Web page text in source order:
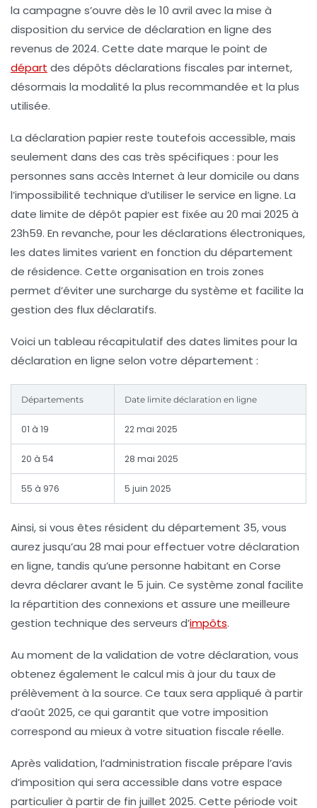
la campagne s’ouvre dès le 10 avril avec la mise à
disposition du service de déclaration en ligne des
revenus de 2024. Cette date marque le point de
départ des dépôts déclarations fiscales par internet,
désormais la modalité la plus recommandée et la plus
utilisée.
La déclaration papier reste toutefois accessible, mais
seulement dans des cas très spécifiques : pour les
personnes sans accès Internet à leur domicile ou dans
l’impossibilité technique d’utiliser le service en ligne. La
date limite de dépôt papier est fixée au 20 mai 2025 à
23h59. En revanche, pour les déclarations électroniques,
les dates limites varient en fonction du département
de résidence. Cette organisation en trois zones
permet d’éviter une surcharge du système et facilite la
gestion des flux déclaratifs.
Voici un tableau récapitulatif des dates limites pour la
déclaration en ligne selon votre département :
Départements Date limite déclaration en ligne
01 à 19 22 mai 2025
20 à 54 28 mai 2025
55 à 976 5 juin 2025
Ainsi, si vous êtes résident du département 35, vous
aurez jusqu’au 28 mai pour effectuer votre déclaration
en ligne, tandis qu’une personne habitant en Corse
devra déclarer avant le 5 juin. Ce système zonal facilite
la répartition des connexions et assure une meilleure
gestion technique des serveurs d’impôts.
Au moment de la validation de votre déclaration, vous
obtenez également le calcul mis à jour du taux de
prélèvement à la source. Ce taux sera appliqué à partir
d’août 2025, ce qui garantit que votre imposition
correspond au mieux à votre situation fiscale réelle.
Après validation, l’administration fiscale prépare l’avis
d’imposition qui sera accessible dans votre espace
particulier à partir de fin juillet 2025. Cette période voit